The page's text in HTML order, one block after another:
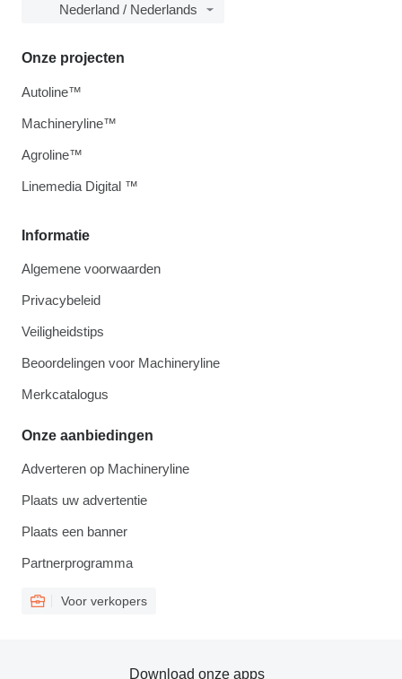
Nederland / Nederlands
Informatie
Algemene voorwaarden
Privacybeleid
Veiligheidstips
Beoordelingen voor Machineryline
Merkcatalogus
Onze aanbiedingen
Adverteren op Machineryline
Plaats uw advertentie
Plaats een banner
Partnerprogramma
Voor verkopers
Onze projecten
Autoline™
Machineryline™
Agroline™
Linemedia Digital ™
Download onze apps